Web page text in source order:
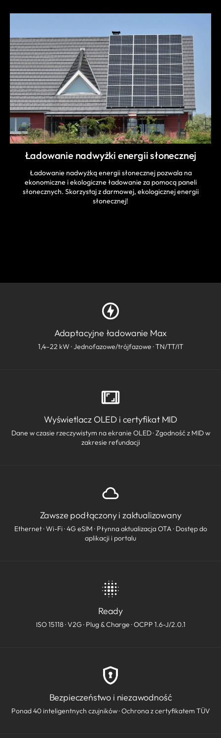
Ładowanie nadwyżki energii słonecznej
Ładowanie nadwyżką energii słonecznej pozwala na
ekonomiczne i ekologiczne ładowanie za pomocą paneli
słonecznych. Skorzystaj z darmowej, ekologicznej energii
słonecznej!
Adaptacyjne ładowanie Max
1,4–22 kW · Jednofazowe/trójfazowe · TN/TT/IT
Wyświetlacz OLED i certyfikat MID
Dane w czasie rzeczywistym na ekranie OLED · Zgodność z MID w
zakresie refundacji
Zawsze podłączony i zaktualizowany
Ethernet · Wi-Fi · 4G eSIM · Płynna aktualizacja OTA · Dostęp do
aplikacji i portalu
Ready
ISO 15118 · V2G · Plug & Charge · OCPP 1.6-J/2.0.1
Bezpieczeństwo i niezawodność
Ponad 40 inteligentnych czujników · Ochrona z certyfikatem TÜV